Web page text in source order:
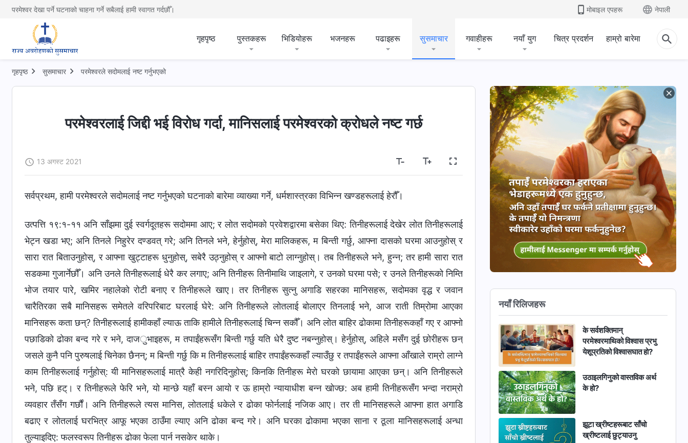
परमेश्वर देखा पर्ने घटनाको चाहना गर्ने सबैलाई हामी स्वागत गर्दछौँ। मोबाइल एपहरू नेपाली
गृहपृष्ठ पुस्तकहरू भिडियोहरू भजनहरू पढाइहरू सुसमाचार गवाहीहरू नयाँ युग चित्र प्रदर्शन हाम्रो बारेमा
गृहपृष्ठ सुसमाचार परमेश्‍वरले सदोमलाई नष्ट गर्नुभएको
परमेश्‍वरलाई जिद्दी भई विरोध गर्दा, मानिसलाई परमेश्‍वरको क्रोधले नष्ट गर्छ
13 अगस्ट 2021
सर्वप्रथम, हामी परमेश्‍वरले सदोमलाई नष्ट गर्नुभएको घटनाको बारेमा व्याख्या गर्ने, धर्मशास्‍त्रका विभिन्‍न खण्डहरूलाई हेरौँ।
उत्पत्ति १९:१-११ अनि साँझमा दुई स्वर्गदूतहरू सदोममा आए; र लोत सदोमको प्रवेशद्वारमा बसेका थिए: तिनीहरूलाई देखेर लोत तिनीहरूलाई
भेट्न खडा भए; अनि तिनले निहुरेर दण्डवत् गरे; अनि तिनले भने, हेर्नुहोस्, मेरा मालिकहरू, म बिन्ती गर्छु, आफ्ना दासको घरमा आउनुहोस् र
सारा रात बिताउनुहोस्, र आफ्ना खुट्टाहरू धुनुहोस्, सबेरै उठ्नुहोस् र आफ्नो बाटो लाग्‍नुहोस्। तब तिनीहरूले भने, हुन्‍न; तर हामी सारा रात
सडकमा गुजार्नेछौँ। अनि उनले तिनीहरूलाई धेरै कर लगाए; अनि तिनीहरू तिनीमाथि जाइलागे, र उनको घरमा पसे; र उनले तिनीहरूको निम्ति
भोज तयार पारे, खमिर नहालेको रोटी बनाए र तिनीहरूले खाए। तर तिनीहरू सुत्‍नु अगाडि सहरका मानिसहरू, सदोमका वृद्ध र जवान
चारैतिरका सबै मानिसहरू समेतले वरिपरिबाट घरलाई घेरे: अनि तिनीहरूले लोतलाई बोलाएर तिनलाई भने, आज राती तिम्रोमा आएका
मानिसहरू कता छन्? तिनीहरूलाई हामीकहाँ ल्याऊ ताकि हामीले तिनीहरूलाई चिन्‍न सकौँ। अनि लोत बाहिर ढोकामा तिनीहरूकहाँ गए र आफ्नो
पछाडिको ढोका बन्द गरे र भने, दाजुभाइहरू, म तपाईंहरूसँग बिन्ती गर्छु यति धेरै दुष्ट नबन्‍नुहोस्। हेर्नुहोस्, अहिले मसँग दुई छोरीहरू छन्
जसले कुनै पनि पुरुषलाई चिनेका छैनन्; म बिन्ती गर्छु कि म तिनीहरूलाई बाहिर तपाईंहरूकहाँ ल्याउँछु र तपाईंहरूले आफ्ना आँखाले राम्रो लाग्‍ने
काम तिनीहरूलाई गर्नुहोस्: यी मानिसहरूलाई मात्रै केही नगरिदिनुहोस्; किनकि तिनीहरू मेरो घरको छायामा आएका छन्। अनि तिनीहरूले
भने, पछि हट्। र तिनीहरूले फेरि भने, यो मान्छे यहाँ बस्‍न आयो र ऊ हाम्रो न्यायाधीश बन्‍न खोज्छ: अब हामी तिनीहरूसँग भन्दा नराम्रो
व्यवहार तँसँग गर्छौं। अनि तिनीहरूले त्यस मानिस, लोतलाई धकेले र ढोका फोर्नलाई नजिक आए। तर ती मानिसहरूले आफ्ना हात अगाडि
बढाए र लोतलाई घरभित्र आफू भएका ठाउँमा ल्याए अनि ढोका बन्द गरे। अनि घरका ढोकामा भएका साना र ठूला मानिसहरूलाई अन्धा
तुल्याइदिए: फलस्वरूप तिनीहरू ढोका फेला पार्न नसकेर थाके।
नयाँ रिलिजहरू
के सर्वशक्तिमान्‌
परमेश्‍वरमाथिको विश्‍वास प्रभु
येशूप्रतिको विश्‍वासघात हो?
उठाइलगिनुको वास्तविक अर्थ
के हो?
झूटा ख्रीष्टहरूबाट साँचो
ख्रीष्‍टलाई छुट्याउनु